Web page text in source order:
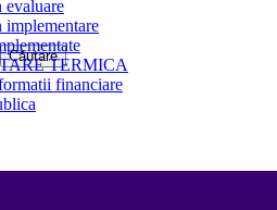
evaluare
implementare
TERMICA
financiare